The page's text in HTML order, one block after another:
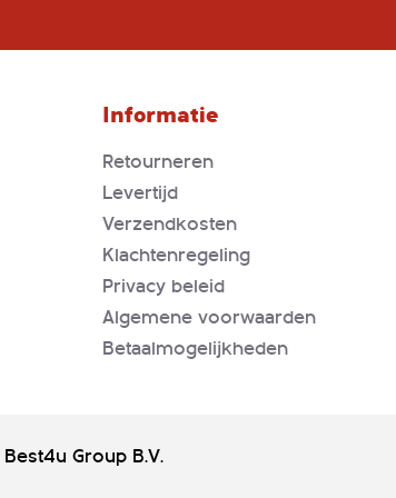
onze
Informatie
Retourneren
Levertijd
Verzendkosten
Klachtenregeling
Privacy beleid
Algemene voorwaarden
Betaalmogelijkheden
Best4u Group B.V.